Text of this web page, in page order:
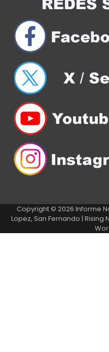
Copyright © 2026 Informe
Lopez, San Fernando | Rising